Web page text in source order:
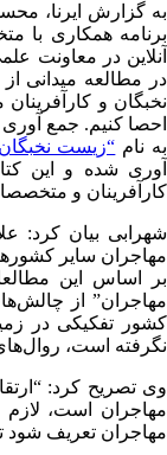
به گزارش ایرنا،
برنامه همکاری با
آنلاین در معاونت
نخبگان و کارآفرینان
احصا کنیم. جمع
به نام “زیست نخبگان
آوری شده و این
کارآفرینان و
شهرابی بیان کرد:
مهاجران سایر
بر اساس این
مهاجران” از
کشور تفکیکی در
نگرفته است،
وی تصریح کرد:
مهاجران است،
مهاجران تعریف شود